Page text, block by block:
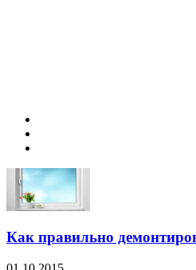
Как правильно